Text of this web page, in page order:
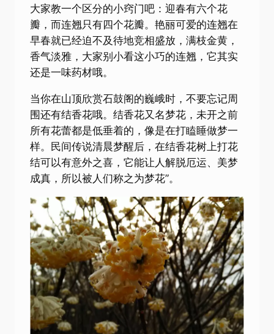
大家教一个区分的小窍门吧：迎春有六个花
瓣，而连翘只有四个花瓣。艳丽可爱的连翘在
早春就已经迫不及待地竞相盛放，满枝金黄，
香气淡雅，大家别小看这小巧的连翘，它其实
还是一味药材哦。
当你在山顶欣赏石鼓阁的巍峨时，不要忘记周
围还有结香花哦。结香花又名梦花，未开之前
所有花蕾都是低垂着的，像是在打瞌睡做梦一
样。民间传说清晨梦醒后，在结香花树上打花
结可以有意外之喜，它能让人解脱厄运、美梦
成真，所以被人们称之为梦花”。